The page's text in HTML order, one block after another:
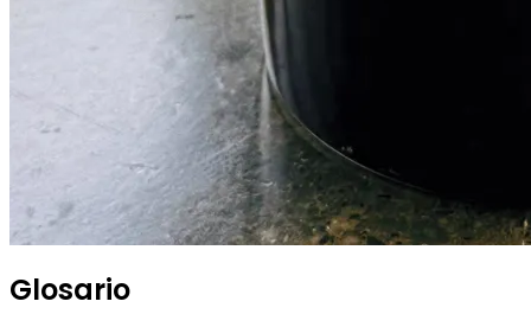
Glosario